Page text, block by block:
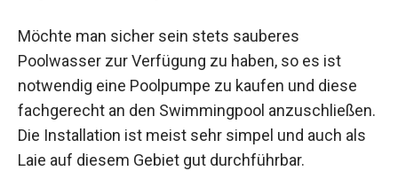
Möchte man sicher sein stets sauberes
Poolwasser zur Verfügung zu haben, so es ist
notwendig eine Poolpumpe zu kaufen und diese
fachgerecht an den Swimmingpool anzuschließen.
Die Installation ist meist sehr simpel und auch als
Laie auf diesem Gebiet gut durchführbar.